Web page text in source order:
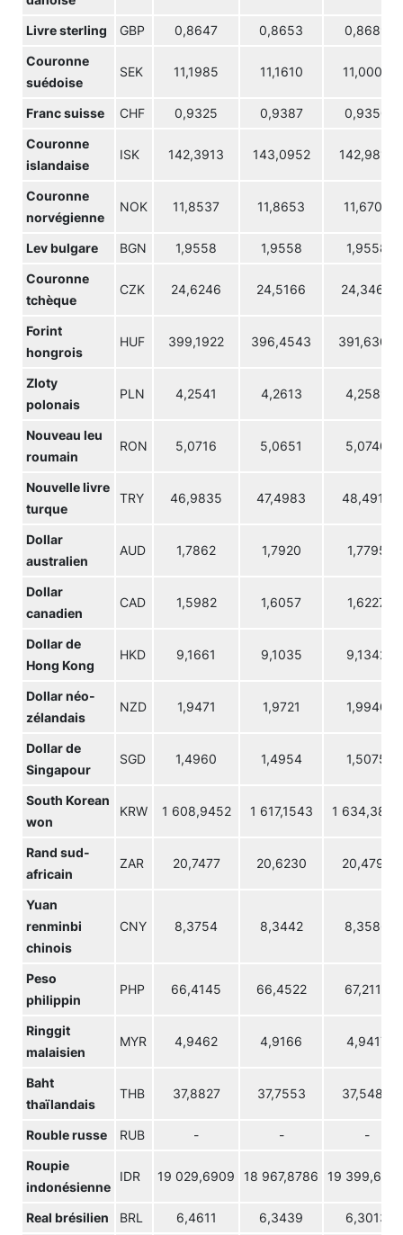
Livre sterling GBP 0,8647 0,8653 0,8689
Couronne
suédoise
SEK 11,1985 11,1610 11,0004
Franc suisse CHF 0,9325 0,9387 0,9350
Couronne
islandaise
ISK 142,3913 143,0952 142,9818
Couronne
norvégienne
NOK 11,8537 11,8653 11,6702
Lev bulgare BGN 1,9558 1,9558 1,9558
Couronne
tchèque
CZK 24,6246 24,5166 24,3468
Forint
hongrois
HUF 399,1922 396,4543 391,6300
Zloty
polonais
PLN 4,2541 4,2613 4,2589
Nouveau leu
roumain
RON 5,0716 5,0651 5,0740
Nouvelle livre
turque
TRY 46,9835 47,4983 48,4914
Dollar
australien
AUD 1,7862 1,7920 1,7795
Dollar
canadien
CAD 1,5982 1,6057 1,6227
Dollar de
Hong Kong
HKD 9,1661 9,1035 9,1342
Dollar néo-
zélandais
NZD 1,9471 1,9721 1,9940
Dollar de
Singapour
SGD 1,4960 1,4954 1,5075
South Korean
won
KRW 1 608,9452 1 617,1543 1 634,3850
Rand sud-
africain
ZAR 20,7477 20,6230 20,4793
Yuan
renminbi
chinois
CNY 8,3754 8,3442 8,3586
Peso
philippin
PHP 66,4145 66,4522 67,2118
Ringgit
malaisien
MYR 4,9462 4,9166 4,9417
Baht
thaïlandais
THB 37,8827 37,7553 37,5485
Rouble russe RUB - - -
Roupie
indonésienne
IDR 19 029,6909 18 967,8786 19
Real brésilien BRL 6,4611 6,3439 6,3013